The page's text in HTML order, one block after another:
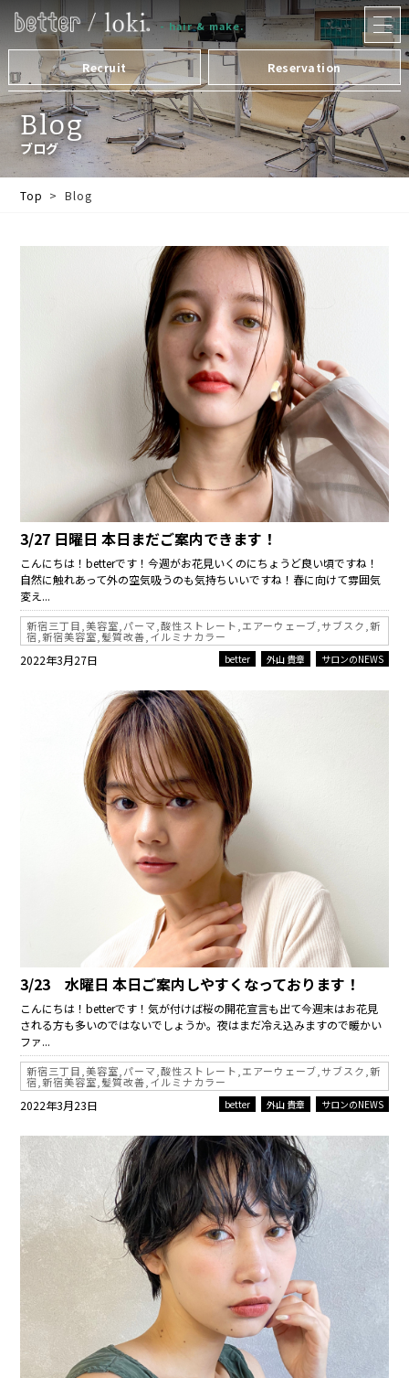
- hair & make.
Recruit Reservation
メ
ニュー
を
開
く
Blog
ブログ
Top Blog
3/27 日曜日 本日まだご案内できます！
こんにちは！betterです！今週がお花見いくのにちょうど良い頃ですね！
自然に触れあって外の空気吸うのも気持ちいいですね！春に向けて雰囲気
変え...
新宿三丁目,美容室,パーマ,酸性ストレート,エアーウェーブ,サブスク,新
宿,新宿美容室,髪質改善,イルミナカラー
2022年3月27日 サロンのNEWS
外山 貴章
better
3/23 水曜日 本日ご案内しやすくなっております！
こんにちは！betterです！気が付けば桜の開花宣言も出て今週末はお花見
される方も多いのではないでしょうか。夜はまだ冷え込みますので暖かい
ファ...
新宿三丁目,美容室,パーマ,酸性ストレート,エアーウェーブ,サブスク,新
宿,新宿美容室,髪質改善,イルミナカラー
2022年3月23日 サロンのNEWS
外山 貴章
better